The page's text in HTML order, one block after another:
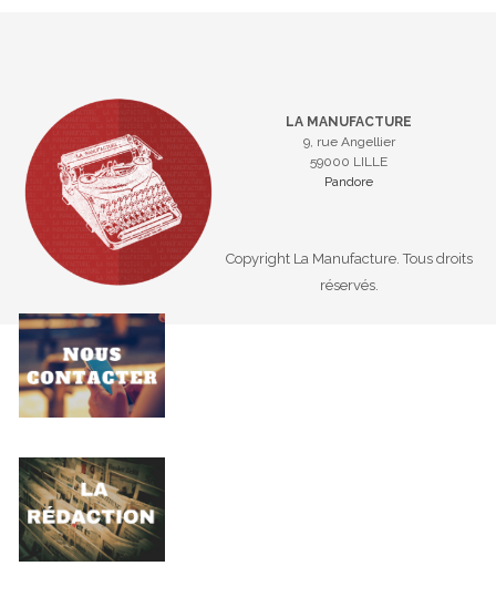
LA MANUFACTURE
9, rue Angellier
59000 LILLE
Pandore
Copyright La Manufacture. Tous droits
réservés.